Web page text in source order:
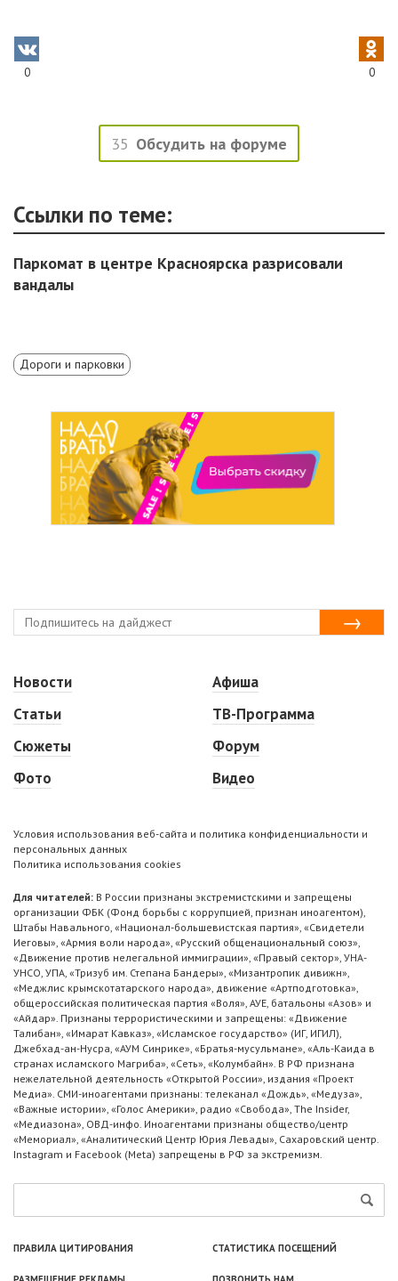
0 0
35 Обсудить на форуме
Ссылки по теме:
Паркомат в центре Красноярска разрисовали
вандалы
Дороги и парковки
Новости
Статьи
Сюжеты
Фото
Афиша
ТВ-Программа
Форум
Видео
Условия использования веб-сайта и политика конфиденциальности и
персональных данных
Политика использования cookies
Для читателей: В России признаны экстремистскими и запрещены
организации ФБК (Фонд борьбы с коррупцией, признан иноагентом),
Штабы Навального, «Национал-большевистская партия», «Свидетели
Иеговы», «Армия воли народа», «Русский общенациональный союз»,
«Движение против нелегальной иммиграции», «Правый сектор», УНА-
УНСО, УПА, «Тризуб им. Степана Бандеры», «Мизантропик дивижн»,
«Меджлис крымскотатарского народа», движение «Артподготовка»,
общероссийская политическая партия «Воля», АУЕ, батальоны «Азов» и
«Айдар». Признаны террористическими и запрещены: «Движение
Талибан», «Имарат Кавказ», «Исламское государство» (ИГ, ИГИЛ),
Джебхад-ан-Нусра, «АУМ Синрике», «Братья-мусульмане», «Аль-Каида в
странах исламского Магриба», «Сеть», «Колумбайн». В РФ признана
нежелательной деятельность «Открытой России», издания «Проект
Медиа». СМИ-иноагентами признаны: телеканал «Дождь», «Медуза»,
«Важные истории», «Голос Америки», радио «Свобода», The Insider,
«Медиазона», ОВД-инфо. Иноагентами признаны общество/центр
«Мемориал», «Аналитический Центр Юрия Левады», Сахаровский центр.
Instagram и Facebook (Metа) запрещены в РФ за экстремизм.
ПРАВИЛА ЦИТИРОВАНИЯ СТАТИСТИКА ПОСЕЩЕНИЙ